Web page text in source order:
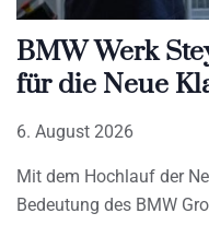
BMW Werk
für die Neue
6. August 2026
Mit dem Hochlauf der
Bedeutung des BMW